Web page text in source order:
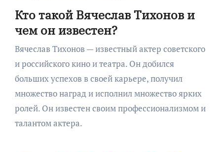
Кто такой Вячеслав Тихонов и
чем он известен?
Вячеслав Тихонов — известный актер советского
и российского кино и театра. Он добился
больших успехов в своей карьере, получил
множество наград и исполнил множество ярких
ролей. Он известен своим профессионализмом и
талантом актера.